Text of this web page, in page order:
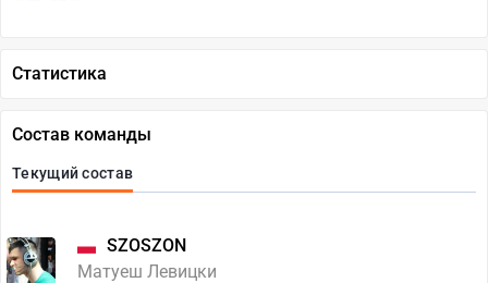
Статистика
Состав команды
Текущий состав
SZOSZON
Матуеш Левицки